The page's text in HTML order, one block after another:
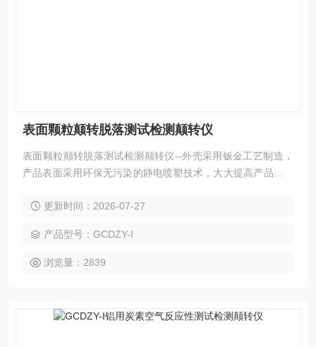
表面颗粒颠转脱落测试检测颠转仪
表面颗粒颠转脱落测试检测颠转仪--外壳采用钣金工艺制造，
产品表面采用环保无污染的静电喷塑技术，大大提高产品的耐
严格测试，确保各项数据稳定，准确、可靠。采用可编程序逻
软件可实现远程监控和数据分析。便捷的人机交互界面、高精
度，智能化的测量技术，助力提升企业产品测量效率。
更新时间：2026-07-27
产品型号：GCDZY-I
浏览量：2839